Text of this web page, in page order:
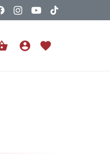
account_circle favorite